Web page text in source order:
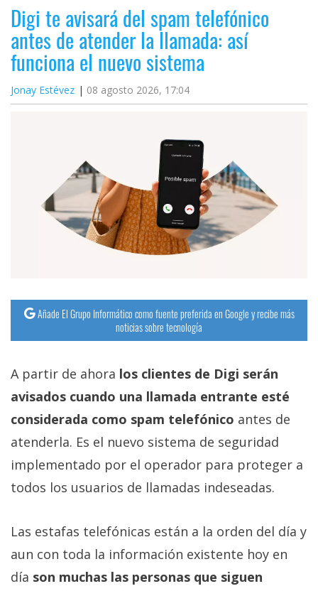
Digi te avisará del spam telefónico
antes de atender la llamada: así
funciona el nuevo sistema
Jonay Estévez 08 agosto 2026, 17:04
Añade El Grupo Informático como fuente preferida en Google y recibe más
noticias sobre tecnología
A partir de ahora los clientes de Digi serán
avisados cuando una llamada entrante esté
considerada como spam telefónico antes de
atenderla. Es el nuevo sistema de seguridad
implementado por el operador para proteger a
todos los usuarios de llamadas indeseadas.
Las estafas telefónicas están a la orden del día y
aun con toda la información existente hoy en
día son muchas las personas que siguen